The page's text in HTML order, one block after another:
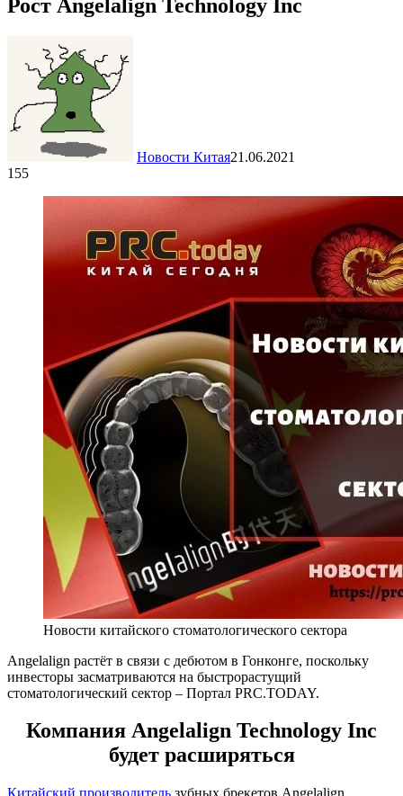
Рост Angelalign Technology Inc
Новости Китая21.06.2021
155
Новости китайского стоматологического сектора
Angelalign растёт в связи с дебютом в Гонконге, поскольку
инвесторы засматриваются на быстрорастущий
стоматологический сектор – Портал PRC.TODAY.
Компания Angelalign Technology Inc
будет расширяться